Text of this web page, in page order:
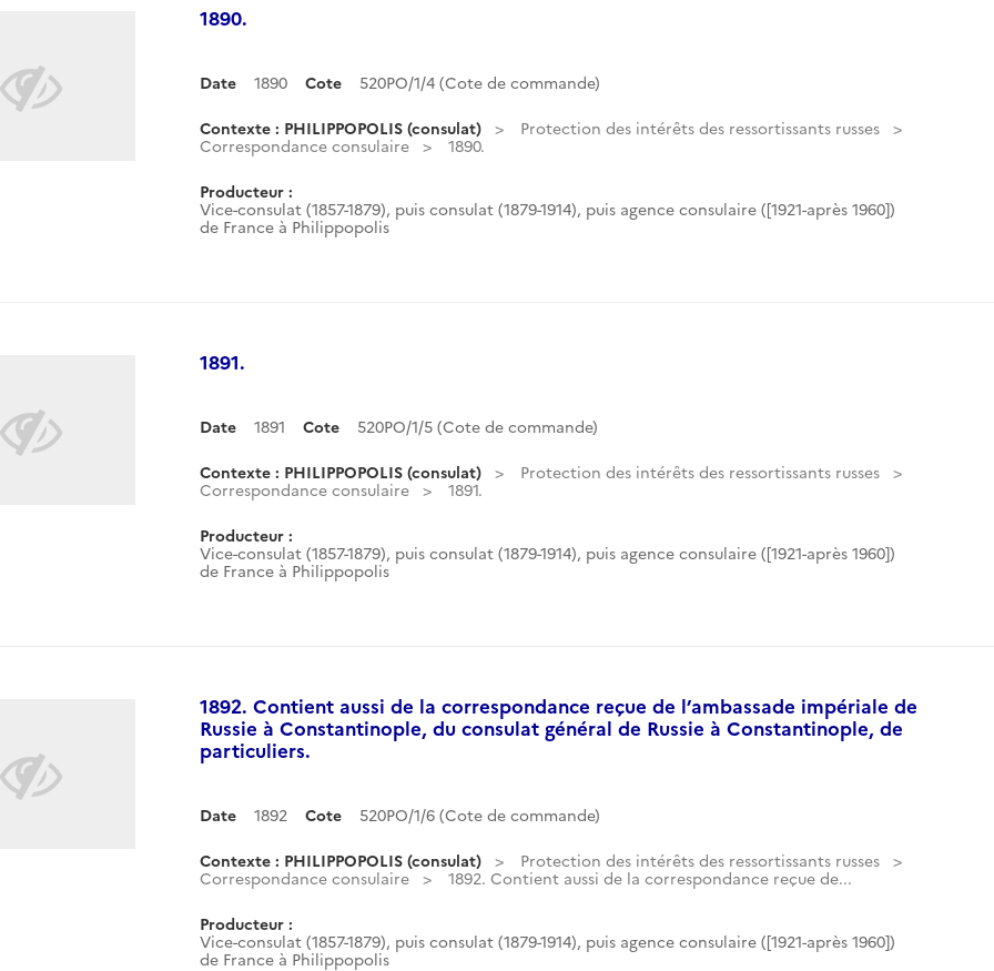
1890.
Date 1890 Cote 520PO/1/4 (Cote de commande)
Contexte : PHILIPPOPOLIS (consulat)
Protection des intérêts des ressortissants russes
Correspondance consulaire
1890.
Producteur :
Vice-consulat (1857-1879), puis consulat (1879-1914), puis agence consulaire ([1921-après 1960])
de France à Philippopolis
1891.
Date 1891 Cote 520PO/1/5 (Cote de commande)
Contexte : PHILIPPOPOLIS (consulat)
Protection des intérêts des ressortissants russes
Correspondance consulaire
1891.
Producteur :
Vice-consulat (1857-1879), puis consulat (1879-1914), puis agence consulaire ([1921-après 1960])
de France à Philippopolis
1892. Contient aussi de la correspondance reçue de l’ambassade impériale de
Russie à Constantinople, du consulat général de Russie à Constantinople, de
particuliers.
Date 1892 Cote 520PO/1/6 (Cote de commande)
Contexte : PHILIPPOPOLIS (consulat)
Protection des intérêts des ressortissants russes
Correspondance consulaire
1892. Contient aussi de la correspondance reçue de...
Producteur :
Vice-consulat (1857-1879), puis consulat (1879-1914), puis agence consulaire ([1921-après 1960])
de France à Philippopolis